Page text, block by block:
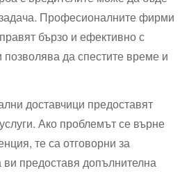
Професионалните фирми
бързо и ефективно с
позволява да спестите време и
доставчици предоставят
Ако проблемът се върне
те са отговорни за
предоставя допълнителна